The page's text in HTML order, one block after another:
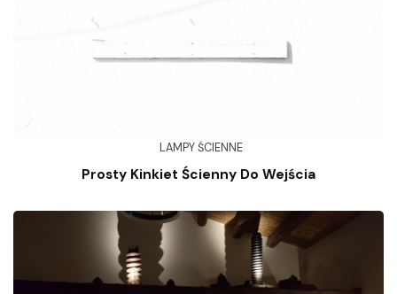
LAMPY ŚCIENNE
Prosty Kinkiet Ścienny Do Wejścia